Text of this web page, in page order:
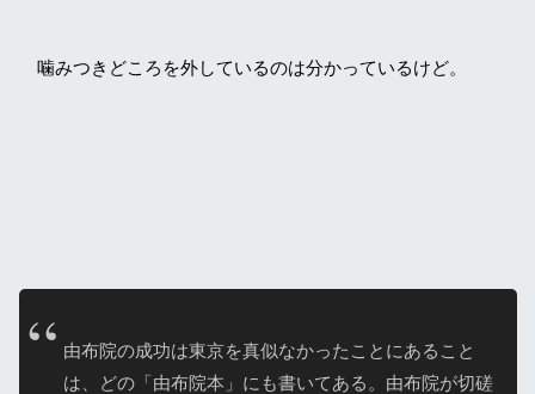
噛みつきどころを外しているのは分かっているけど。
由布院の成功は東京を真似なかったことにあること
は、どの「由布院本」にも書いてある。由布院が切磋